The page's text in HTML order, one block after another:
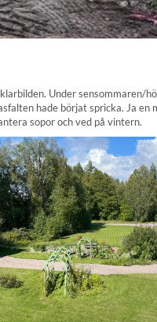
Under sensommaren/
hade börjat spricka. Ja en
sopor och ved på vintern.